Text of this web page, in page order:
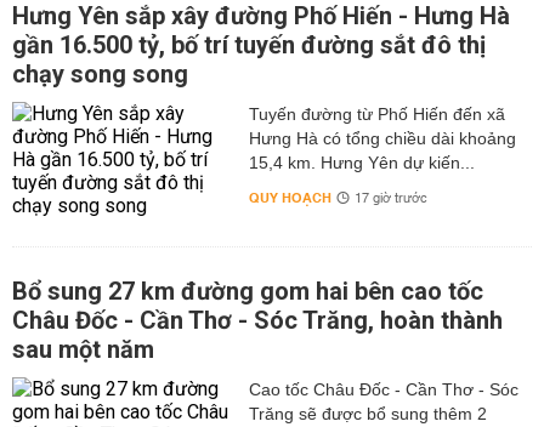
Hưng Yên sắp xây đường Phố Hiến - Hưng Hà
gần 16.500 tỷ, bố trí tuyến đường sắt đô thị
chạy song song
Tuyến đường từ Phố Hiến đến xã
Hưng Hà có tổng chiều dài khoảng
15,4 km. Hưng Yên dự kiến...
QUY HOẠCH 17 giờ trước
Bổ sung 27 km đường gom hai bên cao tốc
Châu Đốc - Cần Thơ - Sóc Trăng, hoàn thành
sau một năm
Cao tốc Châu Đốc - Cần Thơ - Sóc
Trăng sẽ được bổ sung thêm 2